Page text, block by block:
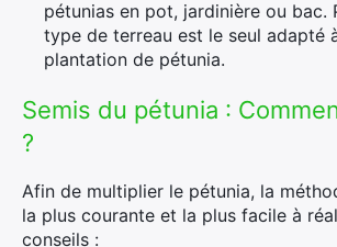
pétunias en pot, jardinière ou bac.
type de terreau est le seul adapté
plantation de pétunia.
Semis du pétunia :
?
Afin de multiplier le pétunia, la
la plus courante et la plus facile à
conseils :